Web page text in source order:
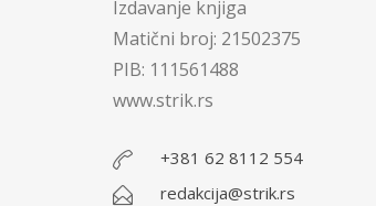
Izdavanje knjiga
Matični broj: 21502375
PIB: 111561488
www.strik.rs
+381 62 8112 554
redakcija@strik.rs